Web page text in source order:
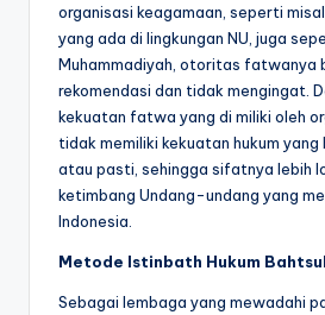
organisasi keagamaan, seperti
yang ada di lingkungan NU, juga
Muhammadiyah, otoritas fatwanya
rekomendasi dan tidak mengingat.
kekuatan fatwa yang di miliki oleh
tidak memiliki kekuatan hukum
atau pasti, sehingga sifatnya lebih
ketimbang Undang-undang yang
Indonesia.
Metode Istinbath Hukum
Sebagai lembaga yang mewadahi